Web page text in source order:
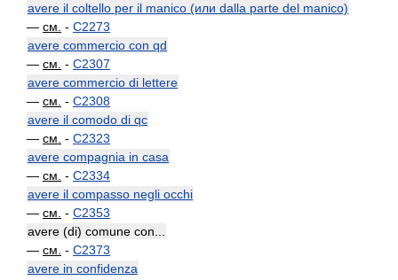
avere il coltello per il manico (или dalla parte del manico)
— см. - C2273
avere commercio con qd
— см. - C2307
avere commercio di lettere
— см. - C2308
avere il comodo di qc
— см. - C2323
avere compagnia in casa
— см. - C2334
avere il compasso negli occhi
— см. - C2353
avere (di) comune con...
— см. - C2373
avere in confidenza